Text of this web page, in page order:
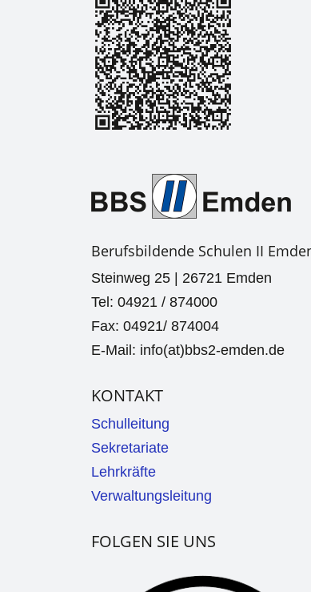
Berufsbildende Schulen II
Steinweg 25 | 26721 Emden
Tel: 04921 / 874000
Fax: 04921/ 874004
E-Mail: info(at)bbs2-emden.de
KONTAKT
Schulleitung
Sekretariate
Lehrkräfte
Verwaltungsleitung
FOLGEN SIE UNS